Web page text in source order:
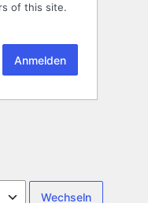
of this site.